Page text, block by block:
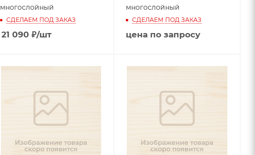
многослойный
СДЕЛАЕМ ПОД ЗАКАЗ
21 090 ₽/шт
многослойный
СДЕЛАЕМ ПОД ЗАКАЗ
цена по запросу